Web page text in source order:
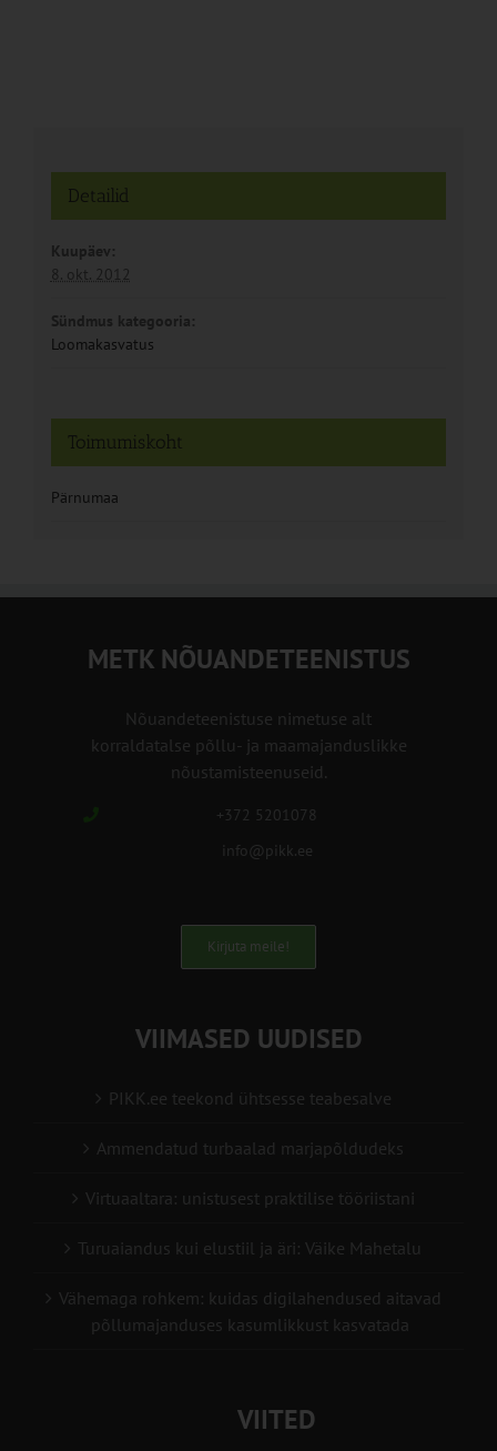
Detailid
Kuupäev:
8. okt. 2012
Sündmus kategooria:
Loomakasvatus
Toimumiskoht
Pärnumaa
METK NÕUANDETEENISTUS
Nõuandeteenistuse nimetuse alt
korraldatalse põllu- ja maamajanduslikke
nõustamisteenuseid.
+372 5201078
info@pikk.ee
Kirjuta meile!
VIIMASED UUDISED
PIKK.ee teekond ühtsesse teabesalve
Ammendatud turbaalad marjapõldudeks
Virtuaaltara: unistusest praktilise tööriistani
Turuaiandus kui elustiil ja äri: Väike Mahetalu
Vähemaga rohkem: kuidas digilahendused aitavad
põllumajanduses kasumlikkust kasvatada
VIITED